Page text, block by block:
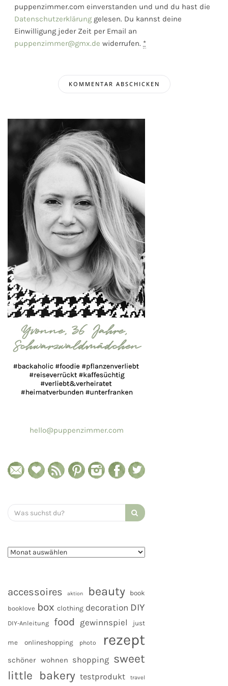
puppenzimmer.com einverstanden und und du hast die
Datenschutzerklärung gelesen. Du kannst deine
Einwilligung jeder Zeit per Email an
puppenzimmer@gmx.de widerrufen. *
hello@puppenzimmer.com
Search
for:
accessoires aktion beauty
book
booklove box clothing decoration DIY
DIY-Anleitung food gewinnspiel just
me onlineshopping photo rezept
schöner wohnen shopping sweet
little bakery testprodukt travel